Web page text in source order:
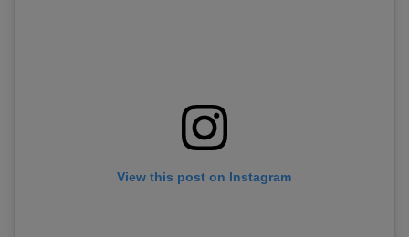
View this post on Instagram